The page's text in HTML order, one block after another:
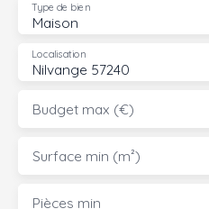
Maison
Type de bien
Nilvange 57240
Localisation
Budget max (€)
Surface min (m²)
Pièces min